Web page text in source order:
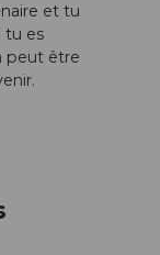
et tu
tu es
peut être